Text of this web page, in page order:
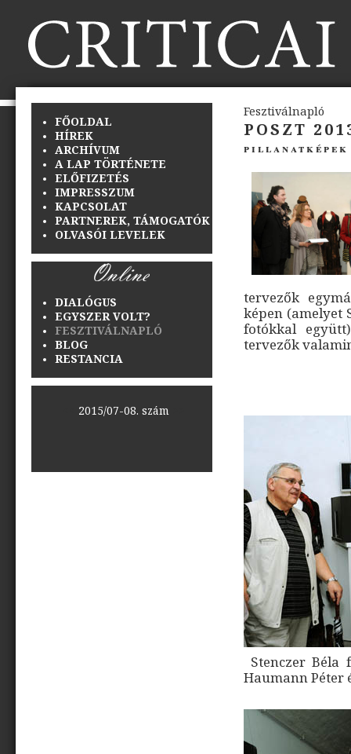
FŐOLDAL
HÍREK
ARCHÍVUM
A LAP TÖRTÉNETE
ELŐFIZETÉS
IMPRESSZUM
KAPCSOLAT
PARTNEREK, TÁMOGATÓK
OLVASÓI LEVELEK
DIALÓGUS
EGYSZER VOLT?
FESZTIVÁLNAPLÓ
BLOG
RESTANCIA
2015/07-08. szám>>
Fesztiválnapló
POSZT
tervezők
képen (amelyet
fotókkal
tervezők
Stenczer Béla
Haumann Péter